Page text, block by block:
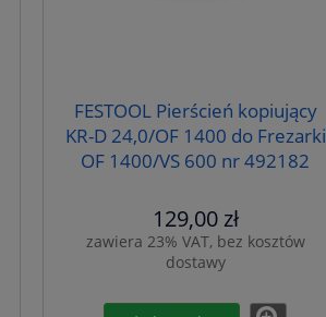
FESTOOL Pierścień kopiujący
KR-D 24,0/OF 1400 do Frezarki
OF 1400/VS 600 nr 492182
129,00 zł
zawiera 23% VAT, bez kosztów
dostawy